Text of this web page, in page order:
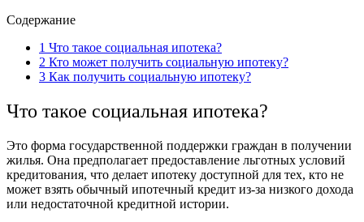
Содержание
1 Что такое социальная ипотека?
2 Кто может получить социальную ипотеку?
3 Как получить социальную ипотеку?
Что такое социальная ипотека?
Это форма государственной поддержки граждан в получении
жилья. Она предполагает предоставление льготных условий
кредитования, что делает ипотеку доступной для тех, кто не
может взять обычный ипотечный кредит из-за низкого дохода
или недостаточной кредитной истории.